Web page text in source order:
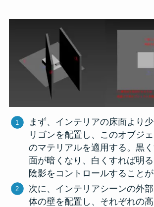
まず、インテリアの床面より
リゴンを配置し、このオブジ
のマテリアルを適用する。黒
面が暗くなり、白くすれば明る
陰影をコントロールすることが
次に、インテリアシーンの外
体の壁を配置し、それぞれの